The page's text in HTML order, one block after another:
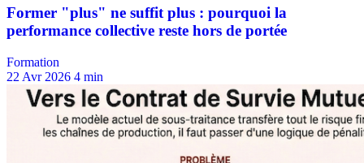
Formation
22 Avr 2026 4 min